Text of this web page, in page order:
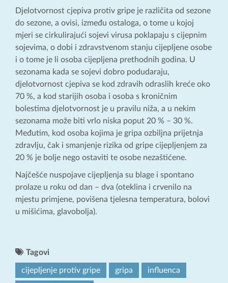
Djelotvornost cjepiva protiv gripe je različita od sezone
do sezone, a ovisi, između ostaloga, o tome u kojoj
mjeri se cirkulirajući sojevi virusa poklapaju s cijepnim
sojevima, o dobi i zdravstvenom stanju cijepljene osobe
i o tome je li osoba cijepljena prethodnih godina. U
sezonama kada se sojevi dobro podudaraju,
djelotvornost cjepiva se kod zdravih odraslih kreće oko
70 %, a kod starijih osoba i osoba s kroničnim
bolestima djelotvornost je u pravilu niža, a u nekim
sezonama može biti vrlo niska poput 20 % – 30 %.
Međutim, kod osoba kojima je gripa ozbiljna prijetnja
zdravlju, čak i smanjenje rizika od gripe cijepljenjem za
20 % je bolje nego ostaviti te osobe nezaštićene.
Najčešće nuspojave cijepljenja su blage i spontano
prolaze u roku od dan – dva (oteklina i crvenilo na
mjestu primjene, povišena tjelesna temperatura, bolovi
u mišićima, glavobolja).
Tagovi
cijepljenje protiv gripe gripa influenca